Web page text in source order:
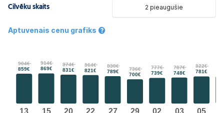
Cilvēku skaits 2 pieaugušie
Aptuvenais cenu grafiks